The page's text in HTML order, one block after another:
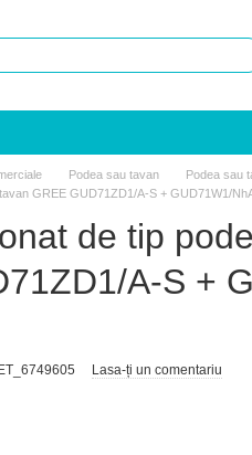
Podea sau tavan
Podea sau
GREE GUD71ZD1/A-S + GUD71W1/
de tip
A-S +
Lasa-ți un comentariu